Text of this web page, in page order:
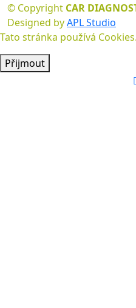
© Copyright CAR
Designed byAPL Studio
Tato stránka používá Cookies.
Přijmout